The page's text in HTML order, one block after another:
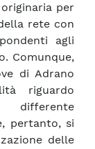
per
rete con
agli
Comunque,
di Adrano
riguardo
differente
pertanto, si
delle